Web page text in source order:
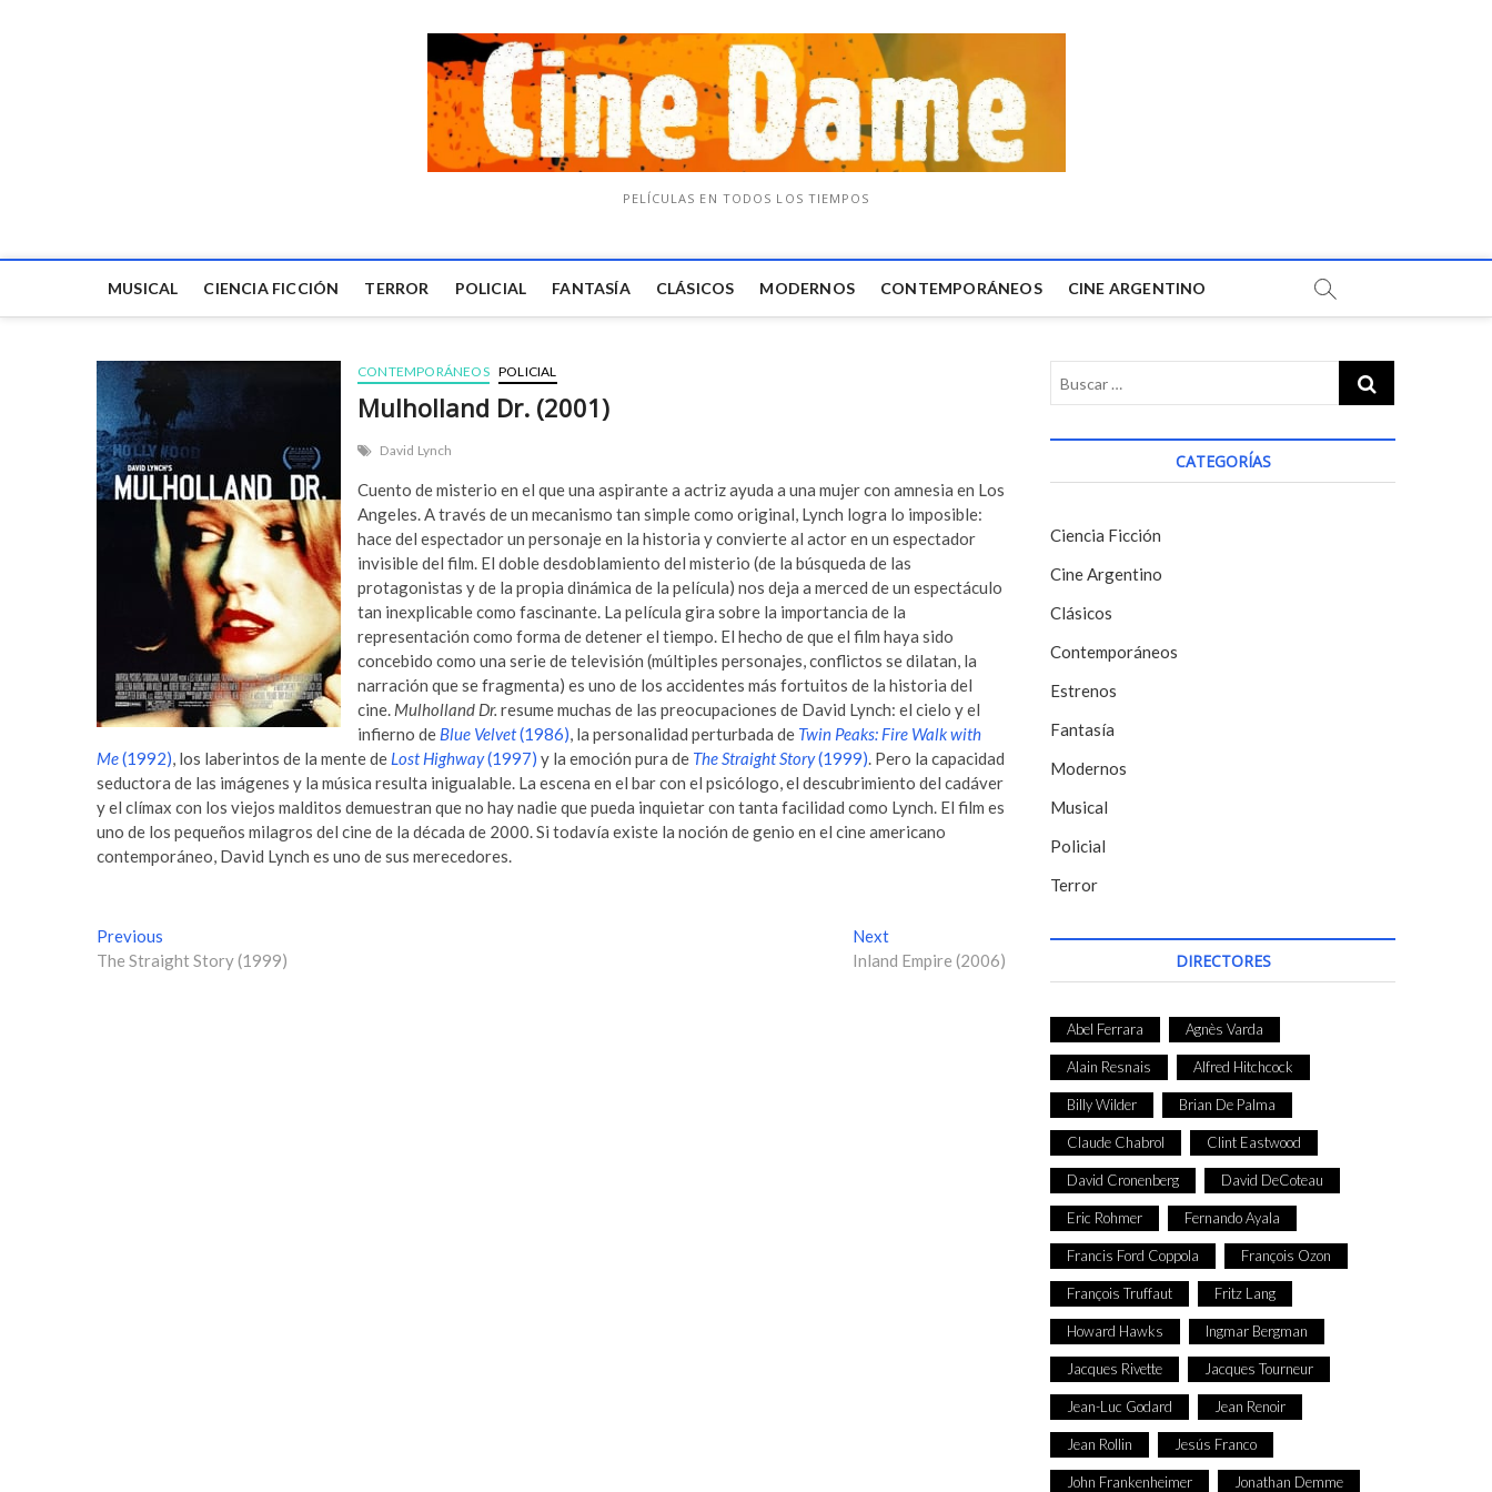
PELÍCULAS EN TODOS LOS TIEMPOS
MUSICAL CIENCIA FICCIÓN TERROR POLICIAL FANTASÍA CLÁSICOS MODERNOS CONTEMPORÁNEOS CINE ARGENTINO
CONTEMPORÁNEOS POLICIAL
Mulholland Dr. (2001)
David Lynch
Cuento de misterio en el que una aspirante a actriz ayuda a una mujer con amnesia en Los
Angeles. A través de un mecanismo tan simple como original, Lynch logra lo imposible:
hace del espectador un personaje en la historia y convierte al actor en un espectador
invisible del film. El doble desdoblamiento del misterio (de la búsqueda de las
protagonistas y de la propia dinámica de la película) nos deja a merced de un espectáculo
tan inexplicable como fascinante. La película gira sobre la importancia de la
representación como forma de detener el tiempo. El hecho de que el film haya sido
concebido como una serie de televisión (múltiples personajes, conflictos se dilatan, la
narración que se fragmenta) es uno de los accidentes más fortuitos de la historia del
cine. Mulholland Dr. resume muchas de las preocupaciones de David Lynch: el cielo y el
infierno de Blue Velvet(1986), la personalidad perturbada de Twin Peaks: Fire Walk with
Me(1992), los laberintos de la mente de Lost Highway(1997) y la emoción pura de The Straight Story(1999). Pero la capacidad
seductora de las imágenes y la música resulta inigualable. La escena en el bar con el psicólogo, el descubrimiento del cadáver
y el clímax con los viejos malditos demuestran que no hay nadie que pueda inquietar con tanta facilidad como Lynch. El film es
uno de los pequeños milagros del cine de la década de 2000. Si todavía existe la noción de genio en el cine americano
contemporáneo, David Lynch es uno de sus merecedores.
N
a
Previous
r
The Straight Story (1999)
Next
e
Inland Empire (2006)
CATEGORÍAS
Ciencia Ficción
Cine Argentino
Clásicos
Contemporáneos
Estrenos
Fantasía
Modernos
Musical
Policial
Terror
DIRECTORES
Abel Ferrara Agnès Varda
Alain Resnais Alfred Hitchcock
Billy Wilder Brian De Palma
Claude Chabrol Clint Eastwood
David Cronenberg David DeCoteau
Eric Rohmer Fernando Ayala
Francis Ford Coppola François Ozon
François Truffaut Fritz Lang
Howard Hawks Ingmar Bergman
Jacques Rivette Jacques Tourneur
Jean-Luc Godard Jean Renoir
Jean Rollin Jesús Franco
John Frankenheimer Jonathan Demme